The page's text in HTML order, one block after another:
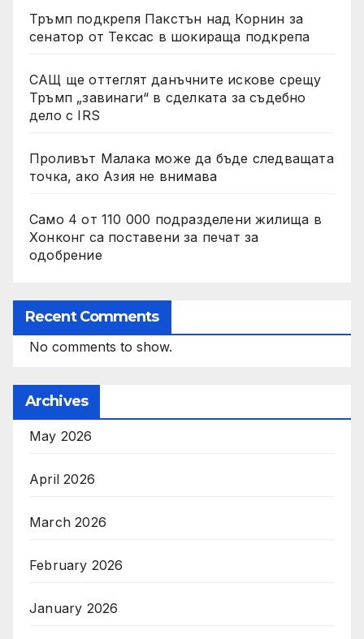
Тръмп подкрепя Пакстън над Корнин за
сенатор от Тексас в шокираща подкрепа
САЩ ще оттеглят данъчните искове срещу
Тръмп „завинаги“ в сделката за съдебно
дело с IRS
Проливът Малака може да бъде следващата
точка, ако Азия не внимава
Само 4 от 110 000 подразделени жилища в
Хонконг са поставени за печат за
одобрение
Recent Comments
No comments to show.
Archives
May 2026
April 2026
March 2026
February 2026
January 2026